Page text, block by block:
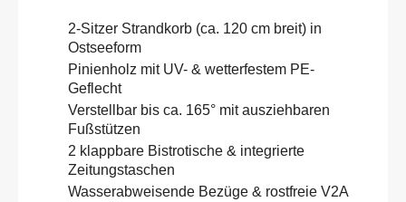
2-Sitzer Strandkorb (ca. 120 cm breit) in
Ostseeform
Pinienholz mit UV- & wetterfestem PE-
Geflecht
Verstellbar bis ca. 165° mit ausziehbaren
Fußstützen
2 klappbare Bistrotische & integrierte
Zeitungstaschen
Wasserabweisende Bezüge & rostfreie V2A